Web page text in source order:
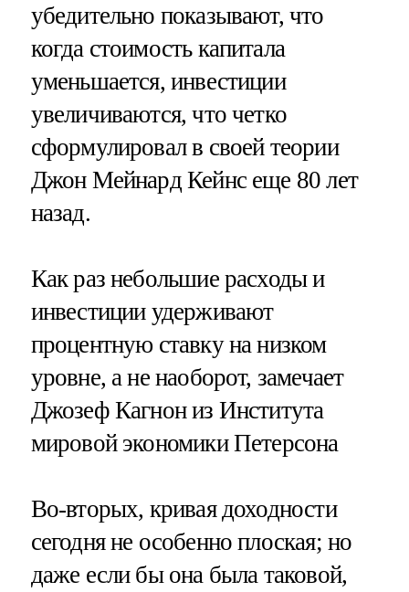
убедительно показывают, что
когда стоимость капитала
уменьшается, инвестиции
увеличиваются, что четко
сформулировал в своей теории
Джон Мейнард Кейнс еще 80 лет
назад.
Как раз небольшие расходы и
инвестиции удерживают
процентную ставку на низком
уровне, а не наоборот, замечает
Джозеф Кагнон из Института
мировой экономики Петерсона
Во-вторых, кривая доходности
сегодня не особенно плоская; но
даже если бы она была таковой,